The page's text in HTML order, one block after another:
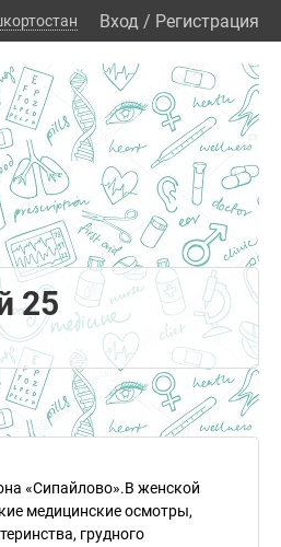
Вход / Регистрация
25
«Сипайлово».В женской
медицинские осмотры,
грудного